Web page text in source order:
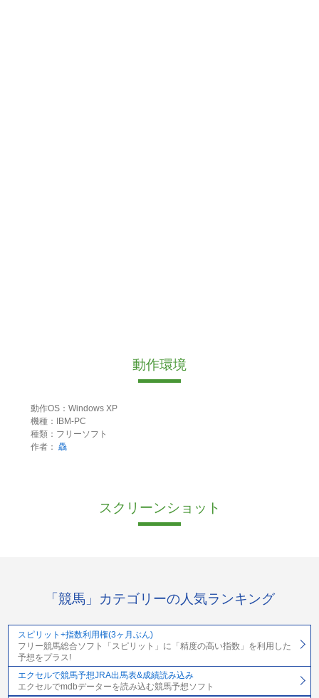
動作環境
動作OS：Windows XP
機種：IBM-PC
種類：フリーソフト
作者： 驫
スクリーンショット
「競馬」カテゴリーの人気ランキング
スピリット+指数利用権(3ヶ月ぶん)
フリー競馬総合ソフト「スピリット」に「精度の高い指数」を利用した
予想をプラス!
エクセルで競馬予想JRA出馬表&成績読み込み
エクセルでmdbデーターを読み込む競馬予想ソフト